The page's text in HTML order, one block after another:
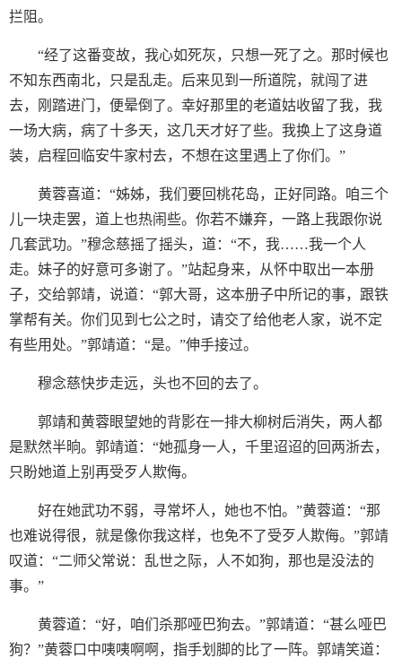
拦阻。
“经了这番变故，我心如死灰，只想一死了之。那时候也
不知东西南北，只是乱走。后来见到一所道院，就闯了进
去，刚踏进门，便晕倒了。幸好那里的老道姑收留了我，我
一场大病，病了十多天，这几天才好了些。我换上了这身道
装，启程回临安牛家村去，不想在这里遇上了你们。”
黄蓉喜道：“姊姊，我们要回桃花岛，正好同路。咱三个
儿一块走罢，道上也热闹些。你若不嫌弃，一路上我跟你说
几套武功。”穆念慈摇了摇头，道：“不，我……我一个人
走。妹子的好意可多谢了。”站起身来，从怀中取出一本册
子，交给郭靖，说道：“郭大哥，这本册子中所记的事，跟铁
掌帮有关。你们见到七公之时，请交了给他老人家，说不定
有些用处。”郭靖道：“是。”伸手接过。
穆念慈快步走远，头也不回的去了。
郭靖和黄蓉眼望她的背影在一排大柳树后消失，两人都
是默然半晌。郭靖道：“她孤身一人，千里迢迢的回两浙去，
只盼她道上别再受歹人欺侮。
好在她武功不弱，寻常坏人，她也不怕。”黄蓉道：“那
也难说得很，就是像你我这样，也免不了受歹人欺侮。”郭靖
叹道：“二师父常说：乱世之际，人不如狗，那也是没法的
事。”
黄蓉道：“好，咱们杀那哑巴狗去。”郭靖道：“甚么哑巴
狗？”黄蓉口中咦咦啊啊，指手划脚的比了一阵。郭靖笑道：